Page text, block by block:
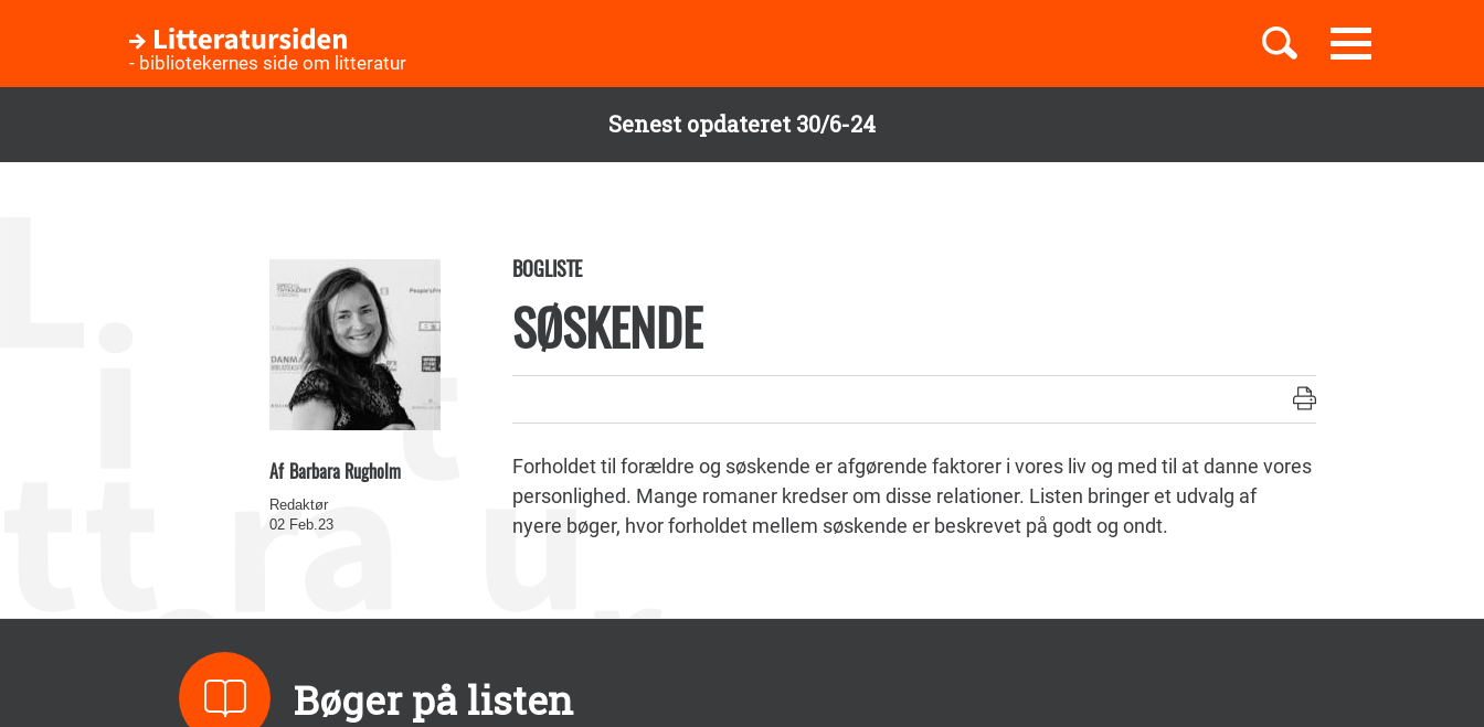
Senest opdateret 30/6-24
Toggle
navigation
- bibliotekernes side om litteratur
Børnebøger
Temaer
Af Barbara Rugholm
Redaktør
02 Feb.23
BOGLISTE
SØSKENDE
Forholdet til forældre og søskende er afgørende faktorer i vores liv og med til at danne vores
personlighed. Mange romaner kredser om disse relationer. Listen bringer et udvalg af
nyere bøger, hvor forholdet mellem søskende er beskrevet på godt og ondt.
Bøger på listen